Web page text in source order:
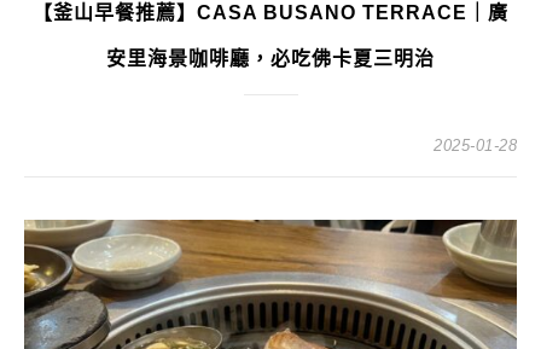
【釜山早餐推薦】CASA BUSANO TERRACE｜廣
安里海景咖啡廳，必吃佛卡夏三明治
2025-01-28